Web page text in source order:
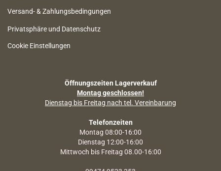
Versand- & Zahlungsbedingungen
Privatsphäre und Datenschutz
Cookie Einstellungen
Öffnungszeiten Lagerverkauf
Montag geschlossen!
Dienstag bis Freitag nach tel. Vereinbarung
Telefonzeiten
Montag 08:00-16:00
Dienstag 12:00-16:00
Mittwoch bis Freitag 08.00-16:00